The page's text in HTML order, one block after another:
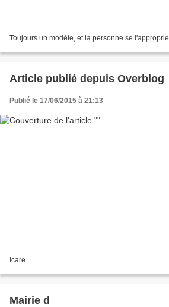
Toujours un modèle, et la personne se l'approprie
Article publié depuis Overblog
Publié le 17/06/2015 à 21:13
Icare
Mairie d